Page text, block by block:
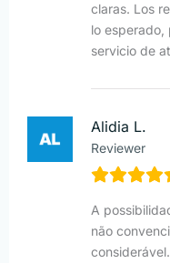
claras. Los
lo esperado,
servicio de
Alidia L.
Reviewer
A
não